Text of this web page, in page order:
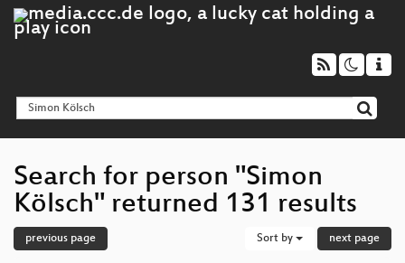
Search for person "Simon
Kölsch" returned 131 results
previous page Sort by next page